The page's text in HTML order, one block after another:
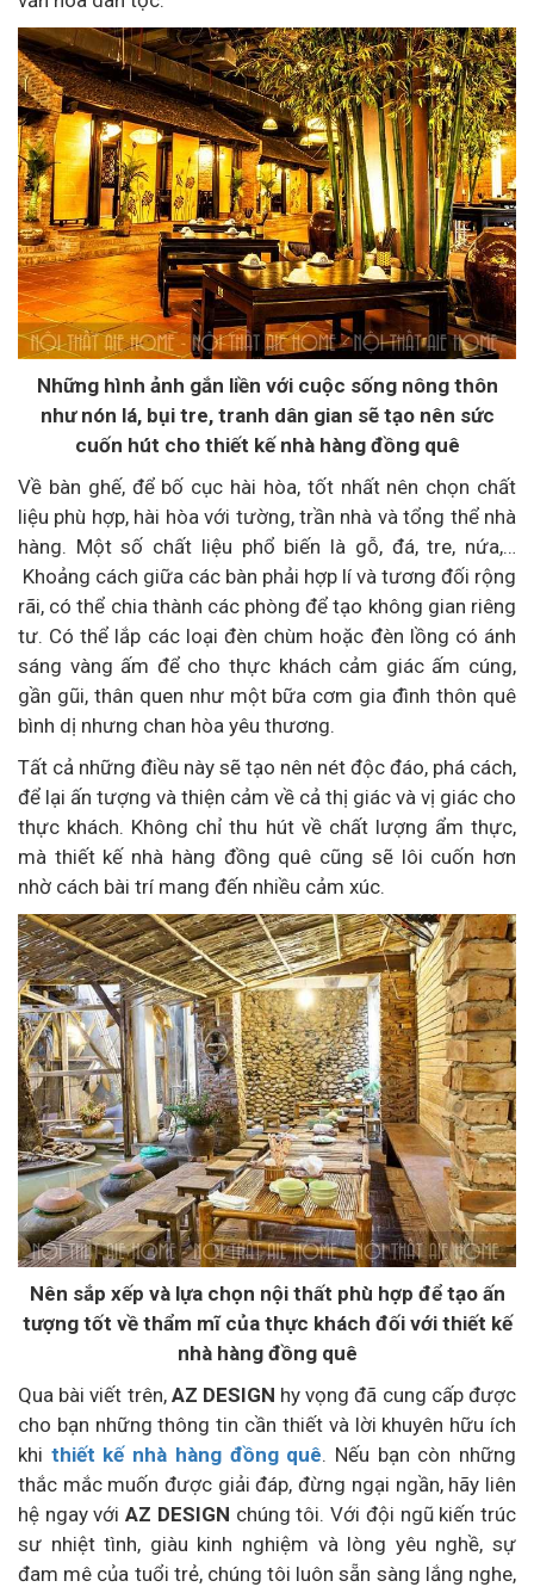
Những hình ảnh gắn liền với cuộc sống nông thôn
như nón lá, bụi tre, tranh dân gian sẽ tạo nên sức
cuốn hút cho thiết kế nhà hàng đồng quê
Về bàn ghế, để bố cục hài hòa, tốt nhất nên chọn chất
liệu phù hợp, hài hòa với tường, trần nhà và tổng thể nhà
hàng. Một số chất liệu phổ biến là gỗ, đá, tre, nứa,…
Khoảng cách giữa các bàn phải hợp lí và tương đối rộng
rãi, có thể chia thành các phòng để tạo không gian riêng
tư. Có thể lắp các loại đèn chùm hoặc đèn lồng có ánh
sáng vàng ấm để cho thực khách cảm giác ấm cúng,
gần gũi, thân quen như một bữa cơm gia đình thôn quê
bình dị nhưng chan hòa yêu thương.
Tất cả những điều này sẽ tạo nên nét độc đáo, phá cách,
để lại ấn tượng và thiện cảm về cả thị giác và vị giác cho
thực khách. Không chỉ thu hút về chất lượng ẩm thực,
mà thiết kế nhà hàng đồng quê cũng sẽ lôi cuốn hơn
nhờ cách bài trí mang đến nhiều cảm xúc.
Nên sắp xếp và lựa chọn nội thất phù hợp để tạo ấn
tượng tốt về thẩm mĩ của thực khách đối với thiết kế
nhà hàng đồng quê
Qua bài viết trên, AZ DESIGN hy vọng đã cung cấp được
cho bạn những thông tin cần thiết và lời khuyên hữu ích
khi thiết kế nhà hàng đồng quê. Nếu bạn còn những
thắc mắc muốn được giải đáp, đừng ngại ngần, hãy liên
hệ ngay vớiAZ DESIGN chúng tôi. Với đội ngũ kiến trúc
sư nhiệt tình, giàu kinh nghiệm và lòng yêu nghề, sự
đam mê của tuổi trẻ, chúng tôi luôn sẵn sàng lắng nghe,